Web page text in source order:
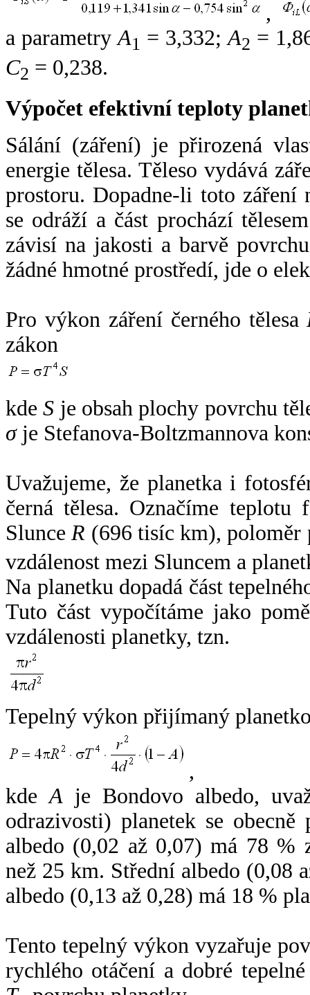
,
a parametryA1 = 3,332;A2 =
C2 = 0,238.
Výpočet efektivní teploty
Sálání (záření) je přirozená
energie tělesa. Těleso vydává
prostoru. Dopadne-li toto záření
se odráží a část prochází
závisí na jakosti a barvě
žádné hmotné prostředí, jde o
Pro výkon záření černého tělesa
zákon
kdeS je obsah plochy povrchu
σje Stefanova-Boltzmannova
Uvažujeme, že planetka i
černá tělesa. Označíme
SlunceR (696 tisíc km),
vzdálenost mezi Sluncem a
Na planetku dopadá část
Tuto část vypočítáme jako
vzdálenosti planetky, tzn.
Tepelný výkon přijímaný
,
kdeA je Bondovo albedo,
odrazivosti) planetek se
albedo (0,02 až 0,07) má 78 %
než 25 km. Střední albedo (0,08
albedo (0,13 až 0,28) má 18 %
Tento tepelný výkon vyzařuje
rychlého otáčení a dobré